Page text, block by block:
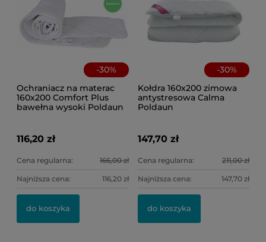
-30%
Ochraniacz na materac
160x200 Comfort Plus
bawełna wysoki Poldaun
116,20 zł
Cena regularna: 166,00 zł
Najniższa cena: 116,20 zł
do koszyka
-30%
Kołdra 160x200 zimowa
antystresowa Calma
Poldaun
147,70 zł
Cena regularna: 211,00 zł
Najniższa cena: 147,70 zł
do koszyka